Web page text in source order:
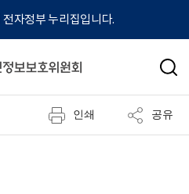
자정부 누리집입니다.
검
인쇄 공유